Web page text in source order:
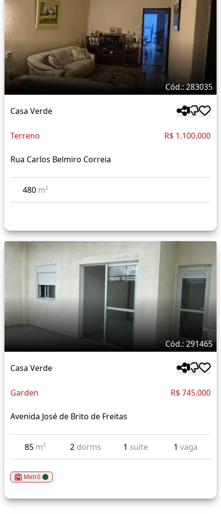
Cód.: 283035
Casa Verde
Terreno R$ 1.100.000
Rua Carlos Belmiro Correia
480 m²
Cód.: 291465
Casa Verde
Garden R$ 745.000
Avenida José de Brito de Freitas
85 m² 2 dorms 1 suíte 1 vaga
Metrô